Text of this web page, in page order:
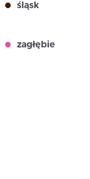
śląsk
zagłębie